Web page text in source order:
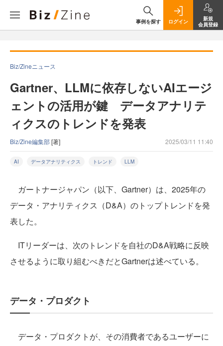
事例を探す ログイン
新規
会員登録
Biz/Zineニュース
Gartner、LLMに依存しないAIエージ
ェントの活用が鍵 データアナリテ
ィクスのトレンドを発表
Biz/Zine編集部[著] 2025/03/11 11:40
AI データアナリティクス トレンド LLM
ガートナージャパン（以下、Gartner）は、2025年の
データ・アナリティクス（D&A）のトップトレンドを発
表した。
ITリーダーは、次のトレンドを自社のD&A戦略に反映
させるように取り組むべきだとGartnerは述べている。
データ・プロダクト
データ・プロダクトが、その消費者であるユーザーに